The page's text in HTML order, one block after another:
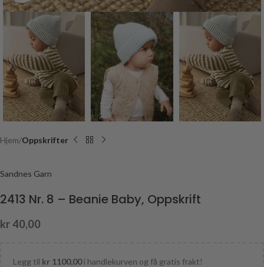
Hjem Oppskrifter
Sandnes Garn
2413 Nr. 8 – Beanie Baby, Oppskrift
kr 40,00
Legg til kr 1100,00i handlekurven og få gratis frakt!